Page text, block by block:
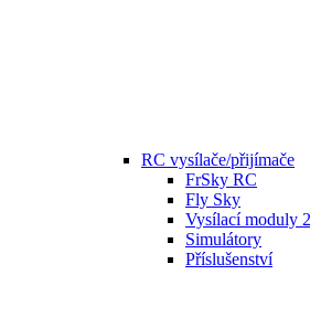
RC vysílače/přijímače
FrSky RC
Fly Sky
Vysílací moduly
Simulátory
Příslušenství